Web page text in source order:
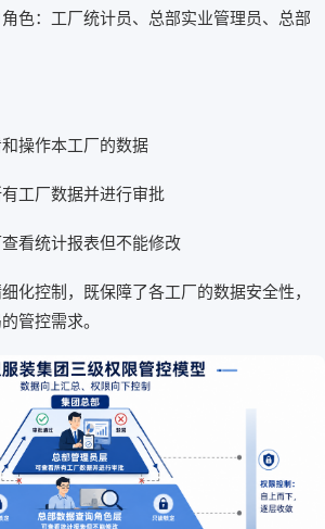
色：工厂统计员、总部实业管理员、总部
操作本工厂的数据
工厂数据并进行审批
看统计报表但不能修改
化控制，既保障了各工厂的数据安全性，
管控需求。